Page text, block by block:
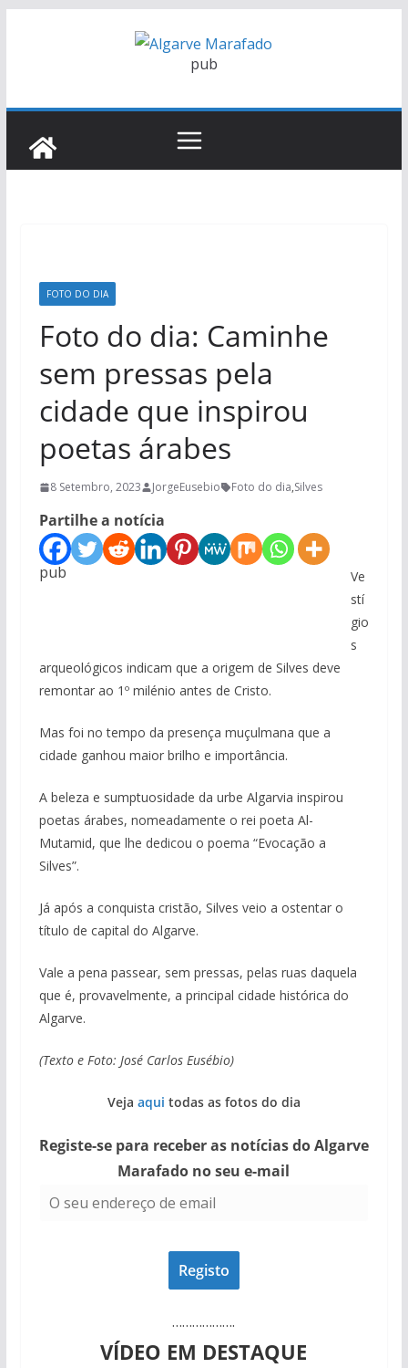
pub
FOTO DO DIA
Foto do dia: Caminhe
sem pressas pela
cidade que inspirou
poetas árabes
8 Setembro, 2023 JorgeEusebio Foto do dia,Silves
Partilhe a notícia
pub
Ve
stí
gio
s
arqueológicos indicam que a origem de Silves deve
remontar ao 1º milénio antes de Cristo.
Mas foi no tempo da presença muçulmana que a
cidade ganhou maior brilho e importância.
A beleza e sumptuosidade da urbe Algarvia inspirou
poetas árabes, nomeadamente o rei poeta Al-
Mutamid, que lhe dedicou o poema “Evocação a
Silves”.
Já após a conquista cristão, Silves veio a ostentar o
título de capital do Algarve.
Vale a pena passear, sem pressas, pelas ruas daquela
que é, provavelmente, a principal cidade histórica do
Algarve.
(Texto e Foto: José Carlos Eusébio)
Veja aqui todas as fotos do dia
Registe-se para receber as notícias do Algarve
Marafado no seu e-mail
……………….
VÍDEO EM DESTAQUE